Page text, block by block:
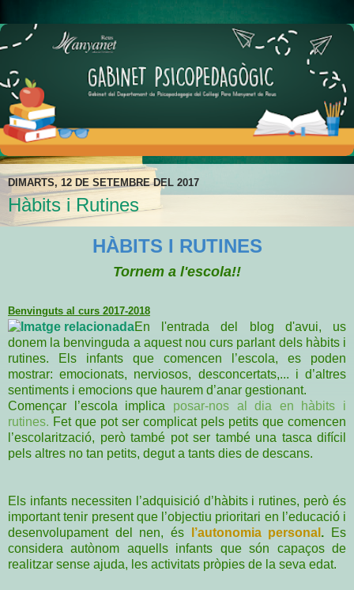
DIMARTS, 12 DE SETEMBRE DEL 2017
Hàbits i Rutines
HÀBITS I RUTINES
Tornem a l'escola!!
Benvinguts al curs 2017-2018
En l'entrada del blog d'avui, us
donem la benvinguda a aquest nou curs parlant dels hàbits i
rutines. Els infants que comencen l’escola, es poden
mostrar: emocionats, nerviosos, desconcertats,... i d’altres
sentiments i emocions que haurem d’anar gestionant.
Començar l’escola implica posar-nos al dia en hàbits i
rutines. Fet que pot ser complicat pels petits que comencen
l’escolarització, però també pot ser també una tasca difícil
pels altres no tan petits, degut a tants dies de descans.
Els infants necessiten l’adquisició d’hàbits i rutines, però és
important tenir present que l’objectiu prioritari en l’educació i
desenvolupament del nen, és
l’autonomia personal . Es
considera autònom aquells infants que són capaços de
realitzar sense ajuda, les activitats pròpies de la seva edat.